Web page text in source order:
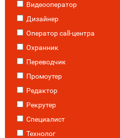
Видеооператор
Дизайнер
Оператор call-центра
Охранник
Переводчик
Промоутер
Редактор
Рекрутер
Специалист
Технолог